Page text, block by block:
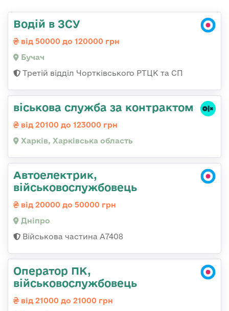
Водій в ЗСУ
від 50000 до 120000 грн
Бучач
Третій відділ Чортківського РТЦК та СП
віськова служба за контрактом
від 20100 до 123000 грн
Харків, Харківська область
Автоелектрик,
військовослужбовець
від 20000 до 50000 грн
Дніпро
Військова частина А7408
Оператор ПК,
військовослужбовець
від 21000 до 21000 грн